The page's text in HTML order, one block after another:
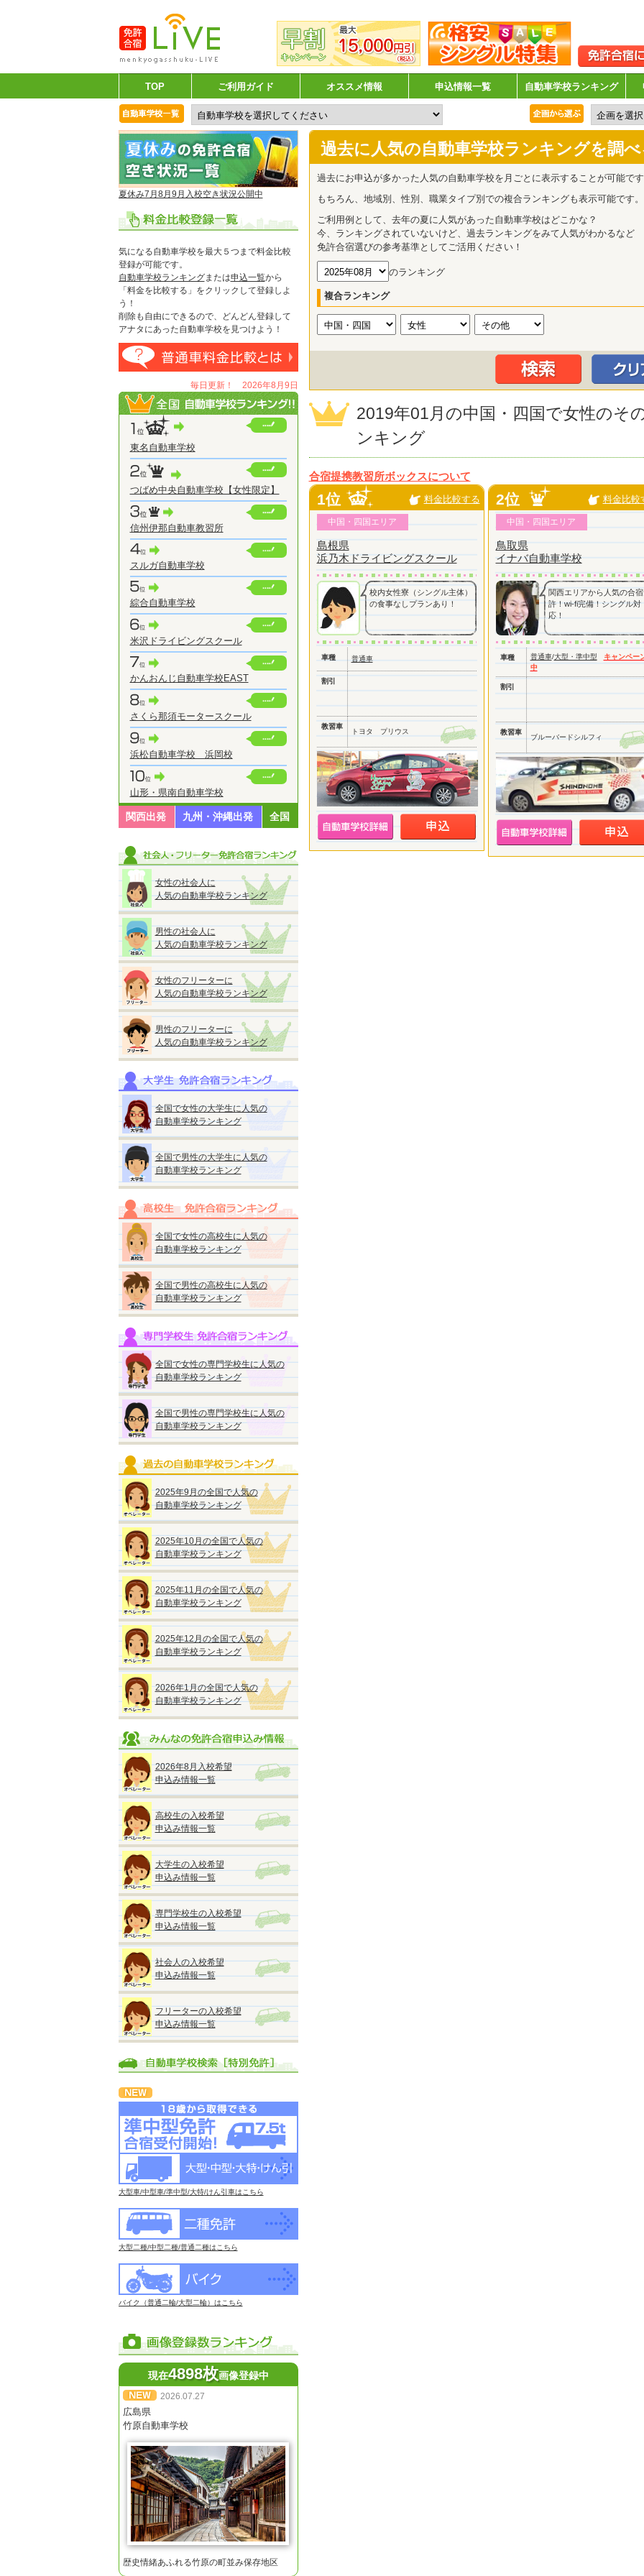
TOP ご利用ガイド オススメ情報 申込情報一覧 自動車学校ランキング
夏休み7月8月9月入校空き状況公開中
気になる自動車学校を最大５つまで料金比較
登録が可能です。
自動車学校ランキングまたは申込一覧から
「料金を比較する」をクリックして登録しよ
う！
削除も自由にできるので、どんどん登録して
アナタにあった自動車学校を見つけよう！
毎日更新！ 2026年8月9日
東名自動車学校
つばめ中央自動車学校【女性限定】
信州伊那自動車教習所
スルガ自動車学校
綜合自動車学校
米沢ドライビングスクール
かんおんじ自動車学校EAST
さくら那須モータースクール
浜松自動車学校 浜岡校
山形・県南自動車学校
関西出発 九州・沖縄出発 全国
女性の社会人に
人気の自動車学校ランキング
男性の社会人に
人気の自動車学校ランキング
女性のフリーターに
人気の自動車学校ランキング
男性のフリーターに
人気の自動車学校ランキング
全国で女性の大学生に人気の
自動車学校ランキング
全国で男性の大学生に人気の
自動車学校ランキング
全国で女性の高校生に人気の
自動車学校ランキング
全国で男性の高校生に人気の
自動車学校ランキング
全国で女性の専門学校生に人気の
自動車学校ランキング
全国で男性の専門学校生に人気の
自動車学校ランキング
2025年9月の全国で人気の
自動車学校ランキング
2025年10月の全国で人気の
自動車学校ランキング
2025年11月の全国で人気の
自動車学校ランキング
2025年12月の全国で人気の
自動車学校ランキング
2026年1月の全国で人気の
自動車学校ランキング
2026年8月入校希望
申込み情報一覧
高校生の入校希望
申込み情報一覧
大学生の入校希望
申込み情報一覧
専門学校生の入校希望
申込み情報一覧
社会人の入校希望
申込み情報一覧
フリーターの入校希望
申込み情報一覧
大型車/中型車/準中型/大特/けん引車はこちら
大型二種/中型二種/普通二種はこちら
バイク（普通二輪/大型二輪）はこちら
現在4898枚画像登録中
2026.07.27
広島県
竹原自動車学校
歴史情緒あふれる竹原の町並み保存地区
過去に人気の自動車学校ランキングを調
過去にお申込が多かった人気の自動車学校を月ごとに表示することが可能で
もちろん、地域別、性別、職業タイプ別での複合ランキングも表示可能です。
ご利用例として、去年の夏に人気があった自動車学校はどこかな？
今、ランキングされていないけど、過去ランキングをみて人気がわかるなど
免許合宿選びの参考基準としてご活用ください！
のランキング
複合ランキング
2019年01月の中国・四国で女性のそ
ンキング
合宿提携教習所ボックスについて
1位 料金比較する
中国・四国エリア
島根県
浜乃木ドライビングスクール
校内女性寮（シングル主体）
の食事なしプランあり！
車種 普通車
割引
教習車
トヨタ プリウス
2位 料金比較
中国・四国エリア
鳥取県
イナバ自動車学校
関西エリアから人気の合
許！wi-fi完備！シングル対
応！
車種 普通車/大型・準中型
キャンペー
中
割引
教習車
ブルーバードシルフィ